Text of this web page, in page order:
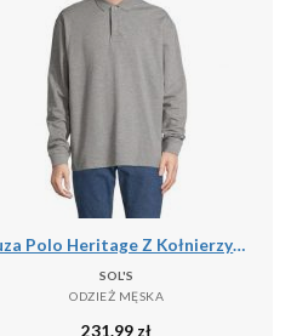
Bluza Polo Heritage Z Kołnierzykiem Dla Dorosłych Unisex
SOL'S
ODZIEŻ MĘSKA
231.99 zł